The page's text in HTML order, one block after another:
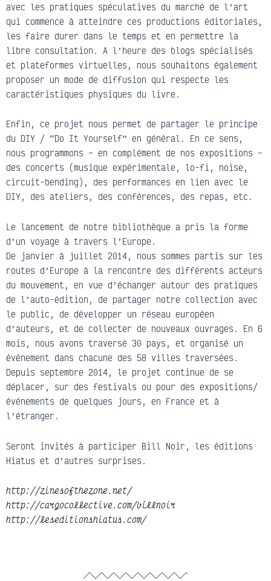
avec les pratiques spéculatives du marché de l’art
qui commence à atteindre ces productions éditoriales,
les faire durer dans le temps et en permettre la
libre consultation. A l’heure des blogs spécialisés
et plateformes virtuelles, nous souhaitons également
proposer un mode de diffusion qui respecte les
caractéristiques physiques du livre.
Enfin, ce projet nous permet de partager le principe
du DIY / “Do It Yourself” en général. En ce sens,
nous programmons – en complément de nos expositions –
des concerts (musique expérimentale, lo-fi, noise,
circuit-bending), des performances en lien avec le
DIY, des ateliers, des conférences, des repas, etc.
Le lancement de notre bibliothèque a pris la forme
d’un voyage à travers l’Europe.
De janvier à juillet 2014, nous sommes partis sur les
routes d’Europe à la rencontre des différents acteurs
du mouvement, en vue d’échanger autour des pratiques
de l’auto-édition, de partager notre collection avec
le public, de développer un réseau européen
d’auteurs, et de collecter de nouveaux ouvrages. En 6
mois, nous avons traversé 30 pays, et organisé un
événement dans chacune des 58 villes traversées.
Depuis septembre 2014, le projet continue de se
déplacer, sur des festivals ou pour des expositions/
événements de quelques jours, en France et à
l’étranger.
Seront invités à participer Bill Noir, les éditions
Hiatus et d’autres surprises.
http://zinesofthezone.net/
http://cargocollective.com/billnoir
http://leseditionshiatus.com/